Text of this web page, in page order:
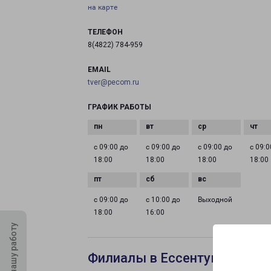
на карте
ТЕЛЕФОН
8(4822) 784-959
EMAIL
tver@pecom.ru
ГРАФИК РАБОТЫ
с 09:00 до
18:00
с 09:00 до
18:00
с 09:00 до
18:00
с
18:00
с 09:00 до
18:00
с 10:00 до
16:00
Выходной
Филиалы в Ессентуках